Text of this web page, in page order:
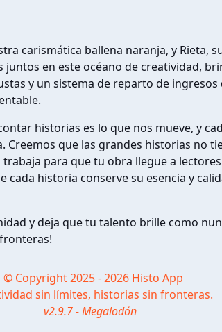
carismática ballena naranja, y Rieta,
juntos en este océano de creatividad,
y un sistema de reparto de ingresos
historias es lo que nos mueve, y
Creemos que las grandes historias no
para que tu obra llegue a
cada historia conserve su esencia y
y deja que tu talento brille como
© Copyright 2025 - 2026 Histo App
sin límites, historias sin fronteras.
v2.9.7 - Megalodón